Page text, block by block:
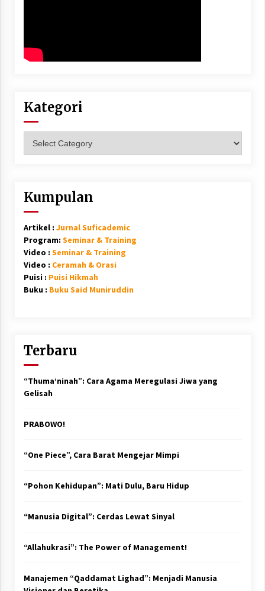
Kategori
Kumpulan
Artikel : Jurnal Suficademic
Program: Seminar & Training
Video : Seminar & Training
Video : Ceramah & Orasi
Puisi : Puisi Hikmah
Buku : Buku Said Muniruddin
Terbaru
“Thuma’ninah”: Cara Agama Meregulasi Jiwa yang
Gelisah
PRABOWO!
“One Piece”, Cara Barat Mengejar Mimpi
“Pohon Kehidupan”: Mati Dulu, Baru Hidup
“Manusia Digital”: Cerdas Lewat Sinyal
“Allahukrasi”: The Power of Management!
Manajemen “Qaddamat Lighad”: Menjadi Manusia